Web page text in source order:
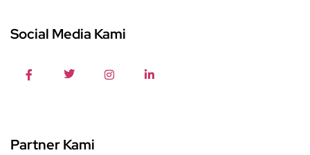
Social Media Kami
Partner Kami